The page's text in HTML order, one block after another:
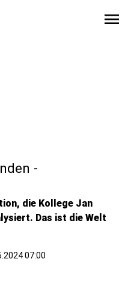
menu
-
die Kollege Jan
Das ist die Welt
07:00